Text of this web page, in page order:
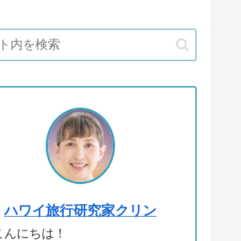
ハワイ旅行研究家クリン
んにちは！